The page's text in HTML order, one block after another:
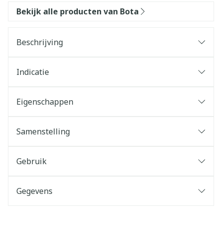
Bekijk alle producten van Bota
Beschrijving
Indicatie
Eigenschappen
Samenstelling
Gebruik
Gegevens